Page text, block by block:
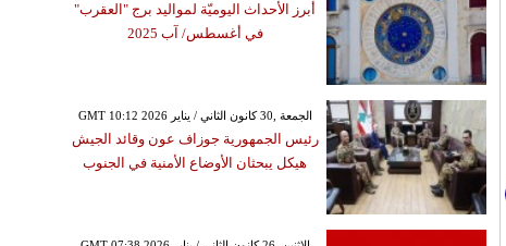
أبرز الأحداث اليوميّة لمواليد برج "العقرب"
في أغسطس/ آب 2025
GMT 10:12 2026 الجمعة ,30 كانون الثاني / يناير
رئيس الجمهورية جوزاف عون وقائد الجيش
هيكل يبحثان الأوضاع الأمنية في الجنوب